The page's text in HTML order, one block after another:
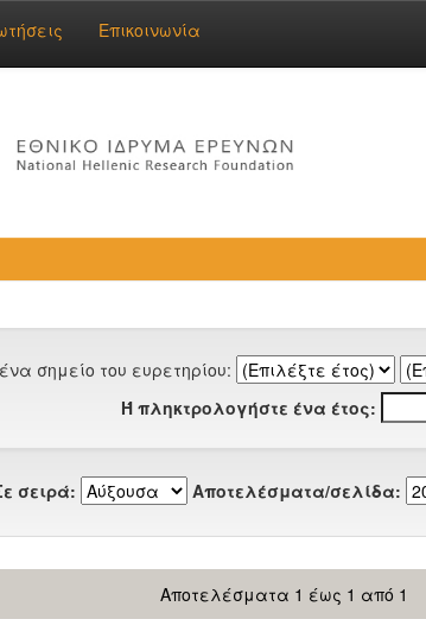
Επικοινωνία
σημείο του ευρετηρίου:
Ή πληκτρολογήστε ένα έτος:
σειρά: Αποτελέσματα/σελίδα:
Αποτελέσματα 1 έως 1 από 1